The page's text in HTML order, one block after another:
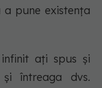
pune existența
ați spus și
și întreaga dvs.